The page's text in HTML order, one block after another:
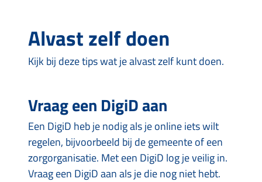
Alvast zelf doen
Kijk bij deze tips wat je alvast zelf kunt doen.
Vraag een DigiD aan
Een DigiD heb je nodig als je online iets wilt
regelen, bijvoorbeeld bij de gemeente of een
zorgorganisatie. Met een DigiD log je veilig in.
Vraag een DigiD aan als je die nog niet hebt.